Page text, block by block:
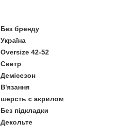
Без бренду
Україна
Oversize 42-52
Светр
Демісезон
В'язання
шерсть с акрилом
Без підкладки
Декольте